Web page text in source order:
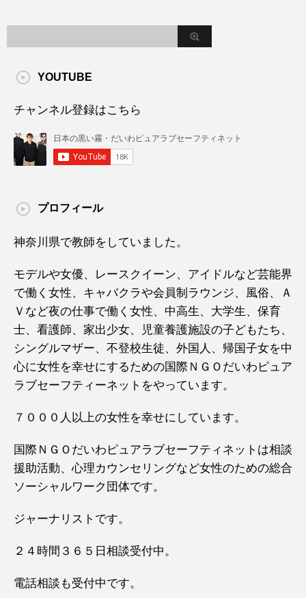
YOUTUBE
チャンネル登録はこちら
プロフィール
神奈川県で教師をしていました。
モデルや女優、レースクイーン、アイドルなど芸能界
で働く女性、キャバクラや会員制ラウンジ、風俗、Ａ
Ｖなど夜の仕事で働く女性、中高生、大学生、保育
士、看護師、家出少女、児童養護施設の子どもたち、
シングルマザー、不登校生徒、外国人、帰国子女を中
心に女性を幸せにするための国際ＮＧＯだいわピュア
ラブセーフティーネットをやっています。
７０００人以上の女性を幸せにしています。
国際ＮＧＯだいわピュアラブセーフティネットは相談
援助活動、心理カウンセリングなど女性のための総合
ソーシャルワーク団体です。
ジャーナリストです。
２４時間３６５日相談受付中。
電話相談も受付中です。